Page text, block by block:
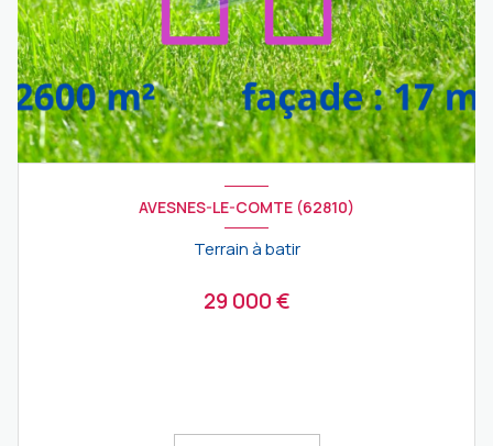
AVESNES-LE-COMTE (62810)
Terrain à batir
29 000 €